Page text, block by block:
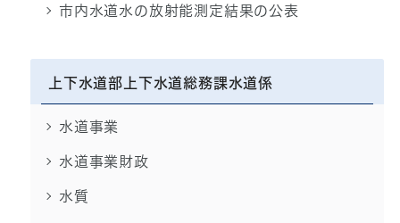
市内水道水の放射能測定結果の公表
上下水道部上下水道総務課水道係
水道事業
水道事業財政
水質